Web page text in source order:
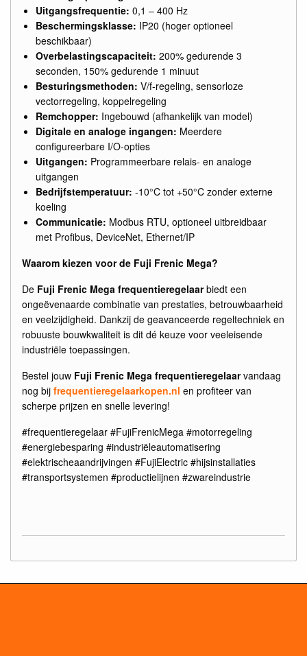
Uitgangsfrequentie: 0,1 – 400 Hz
Beschermingsklasse: IP20 (hoger optioneel
beschikbaar)
Overbelastingscapaciteit: 200% gedurende 3
seconden, 150% gedurende 1 minuut
Besturingsmethoden: V/f-regeling, sensorloze
vectorregeling, koppelregeling
Remchopper: Ingebouwd (afhankelijk van model)
Digitale en analoge ingangen: Meerdere
configureerbare I/O-opties
Uitgangen: Programmeerbare relais- en analoge
uitgangen
Bedrijfstemperatuur: -10°C tot +50°C zonder externe
koeling
Communicatie: Modbus RTU, optioneel uitbreidbaar
met Profibus, DeviceNet, Ethernet/IP
Waarom kiezen voor de Fuji Frenic Mega?
De Fuji Frenic Mega frequentieregelaarbiedt een
ongeëvenaarde combinatie van prestaties, betrouwbaarheid
en veelzijdigheid. Dankzij de geavanceerde regeltechniek en
robuuste bouwkwaliteit is dit dé keuze voor veeleisende
industriële toepassingen.
Bestel jouw Fuji Frenic Mega frequentieregelaarvandaag
nog bij frequentieregelaarkopen.nl en profiteer van
scherpe prijzen en snelle levering!
#frequentieregelaar #FujiFrenicMega #motorregeling
#energiebesparing #industriëleautomatisering
#elektrischeaandrijvingen #FujiElectric #hijsinstallaties
#transportsystemen #productielijnen #zwareindustrie